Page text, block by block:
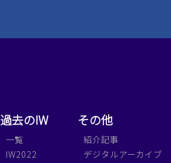
過去のIW
一覧
IW2022
その他
紹介記事
デジタルアーカイブ